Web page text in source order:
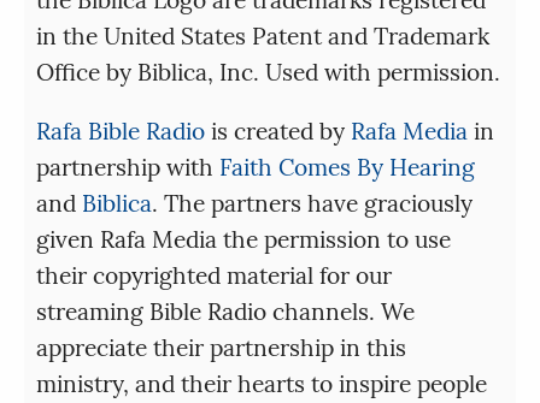
in the United States Patent and Trademark
Office by Biblica, Inc. Used with permission.
Rafa Bible Radio is created by Rafa Media in
partnership with Faith Comes By Hearing
and Biblica. The partners have graciously
given Rafa Media the permission to use
their copyrighted material for our
streaming Bible Radio channels. We
appreciate their partnership in this
ministry, and their hearts to inspire people